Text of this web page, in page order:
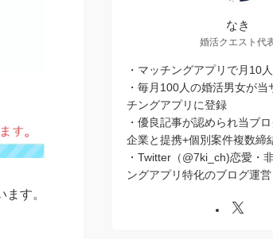
す。
なき
婚活クエスト代
・マッチングアプリで月10
・毎月100人の婚活男女が当
チングアプリに登録
・優良記事が認められ当ブ
企業と提携+個別案件複数締
・Twitter（@7ki_ch)恋愛・
ングアプリ特化のブログ運営